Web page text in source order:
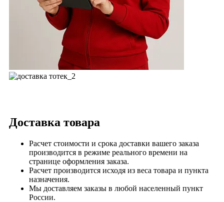
Доставка товара
Расчет стоимости и срока доставки вашего заказа
производится в режиме реального времени на
странице оформления заказа.
Расчет производится исходя из веса товара и пункта
назначения.
Мы доставляем заказы в любой населенный пункт
России.